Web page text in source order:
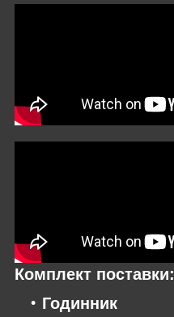
Комплект поставки:
Годинник